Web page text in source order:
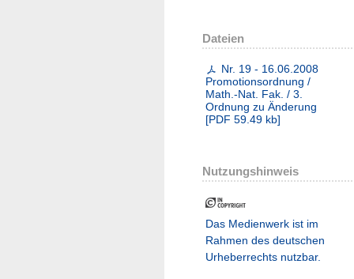
Dateien
Nr. 19 - 16.06.2008
Promotionsordnung /
Math.-Nat. Fak. / 3.
Ordnung zu Änderung
[PDF 59.49 kb]
Nutzungshinweis
Das Medienwerk ist im
Rahmen des deutschen
Urheberrechts nutzbar.